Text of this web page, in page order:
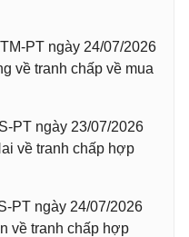
PT ngày 24/07/2026
về tranh chấp về mua
PT ngày 23/07/2026
về tranh chấp hợp
PT ngày 24/07/2026
về tranh chấp hợp